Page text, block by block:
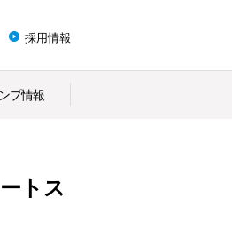
採用情報
プ情報
トス